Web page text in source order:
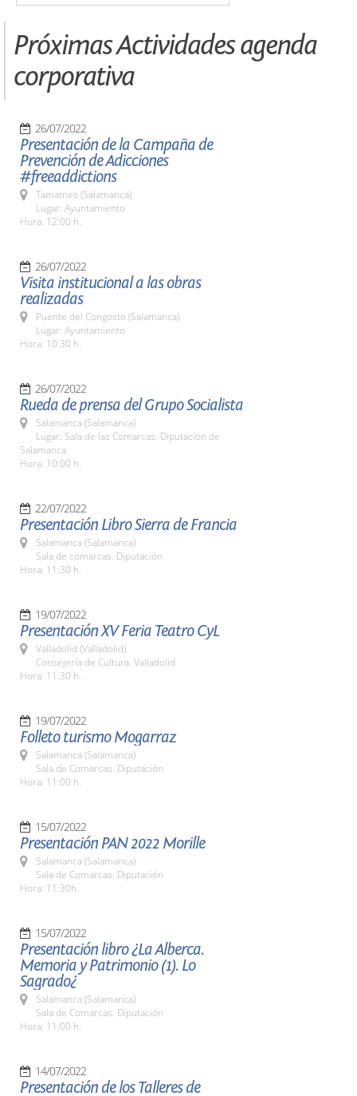
Próximas Actividades agenda
corporativa
26/07/2022
Presentación de la Campaña de
Prevención de Adicciones
#freeaddictions
Tamames (Salamanca)
Lugar: Ayuntamiento
Hora: 12:00 h.
26/07/2022
Visita institucional a las obras
realizadas
Puente del Congosto (Salamanca)
Lugar: Ayuntamiento
Hora: 10:30 h.
26/07/2022
Rueda de prensa del Grupo Socialista
Salamanca (Salamanca)
Lugar: Sala de las Comarcas. Diputación de
Salamanca
Hora: 10:00 h.
22/07/2022
Presentación Libro Sierra de Francia
Salamanca (Salamanca)
Sala de comarcas. Diputación
Hora: 11:30 h.
19/07/2022
Presentación XV Feria Teatro CyL
Valladolid (Valladolid)
Consejería de Cultura. Valladolid
Hora: 11:30 h.
19/07/2022
Folleto turismo Mogarraz
Salamanca (Salamanca)
Sala de Comarcas. Diputación
Hora: 11:00 h.
15/07/2022
Presentación PAN 2022 Morille
Salamanca (Salamanca)
Sala de Comarcas. Diputación
Hora: 11:30h.
15/07/2022
Presentación libro ¿La Alberca.
Memoria y Patrimonio (1). Lo
Sagrado¿
Salamanca (Salamanca)
Sala de Comarcas. Diputación
Hora: 11:00 h.
14/07/2022
Presentación de los Talleres de